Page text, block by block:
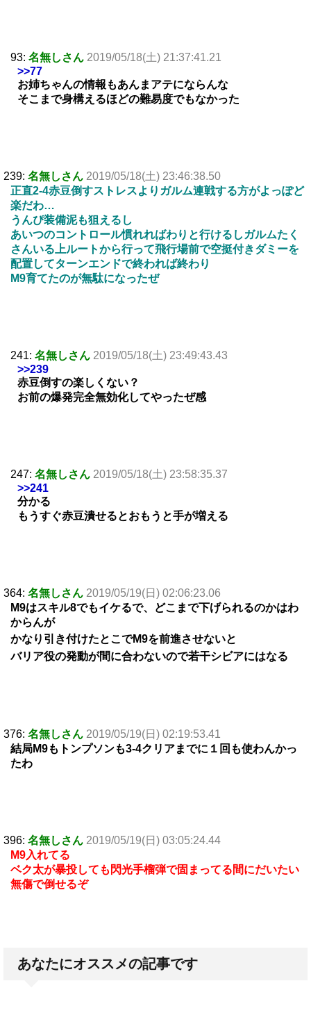
93: 名無しさん 2019/05/18(土) 21:37:41.21
>>77
お姉ちゃんの情報もあんまアテにならんな
そこまで身構えるほどの難易度でもなかった
239: 名無しさん 2019/05/18(土) 23:46:38.50
正直2-4赤豆倒すストレスよりガルム連戦する方がよっぽど
楽だわ…
うんぴ装備泥も狙えるし
あいつのコントロール慣れればわりと行けるしガルムたく
さんいる上ルートから行って飛行場前で空挺付きダミーを
配置してターンエンドで終われば終わり
M9育てたのが無駄になったぜ
241: 名無しさん 2019/05/18(土) 23:49:43.43
>>239
赤豆倒すの楽しくない？
お前の爆発完全無効化してやったぜ感
247: 名無しさん 2019/05/18(土) 23:58:35.37
>>241
分かる
もうすぐ赤豆潰せるとおもうと手が増える
364: 名無しさん 2019/05/19(日) 02:06:23.06
M9はスキル8でもイケるで、どこまで下げられるのかはわ
からんが
かなり引き付けたとこでM9を前進させないと
バリア役の発動が間に合わないので若干シビアにはなる
376: 名無しさん 2019/05/19(日) 02:19:53.41
結局M9もトンプソンも3-4クリアまでに１回も使わんかっ
たわ
396: 名無しさん 2019/05/19(日) 03:05:24.44
M9入れてる
ベク太が暴投しても閃光手榴弾で固まってる間にだいたい
無傷で倒せるぞ
あなたにオススメの記事です